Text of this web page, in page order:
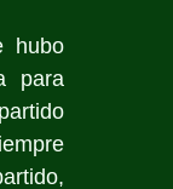
hubo
para